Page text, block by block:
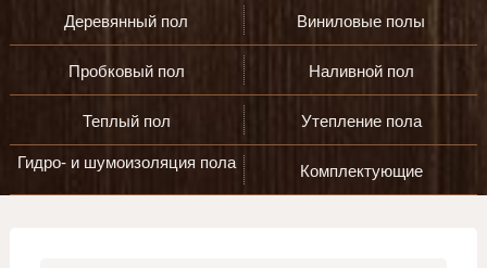
Деревянный пол Виниловые полы
Пробковый пол Наливной пол
Теплый пол Утепление пола
Гидро- и шумоизоляция пола Комплектующие